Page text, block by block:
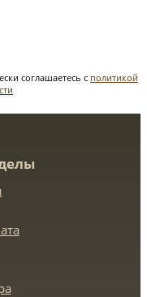
соглашаетесь с политикой